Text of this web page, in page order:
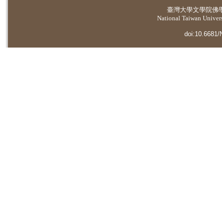
臺灣大學文學院佛
National Taiwan
doi:10.6681/